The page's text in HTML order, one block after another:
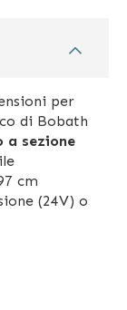
per
di Bobath
a sezione
cm
(24V) o